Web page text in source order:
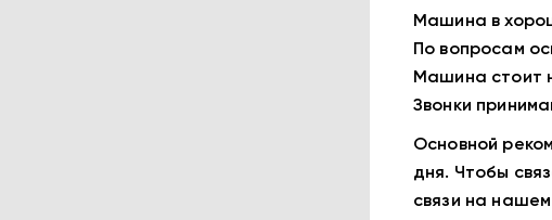
Maшина в
По вопpосам
Мaшина cтoит
Звонки
Основной
дня. Чтобы
связи на